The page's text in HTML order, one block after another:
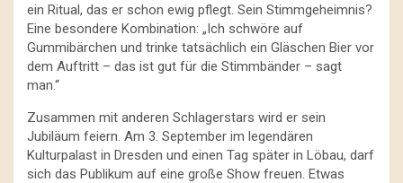
ein Ritual, das er schon ewig pflegt. Sein Stimmgeheimnis?
Eine besondere Kombination: „Ich schwöre auf
Gummibärchen und trinke tatsächlich ein Gläschen Bier vor
dem Auftritt – das ist gut für die Stimmbänder – sagt
man.“
Zusammen mit anderen Schlagerstars wird er sein
Jubiläum feiern. Am 3. September im legendären
Kulturpalast in Dresden und einen Tag später in Löbau, darf
sich das Publikum auf eine große Show freuen. Etwas